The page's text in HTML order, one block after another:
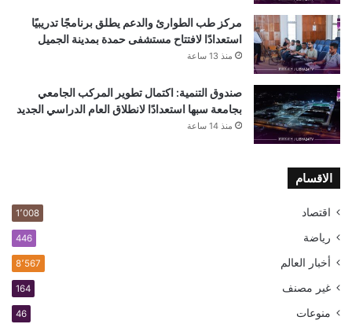
مركز طب الطوارئ والدعم يطلق برنامجًا تدريبيًا
استعدادًا لافتتاح مستشفى حمدة بمدينة الجميل
منذ 13 ساعة
صندوق التنمية: اكتمال تطوير المركب الجامعي
بجامعة سبها استعدادًا لانطلاق العام الدراسي الجديد
منذ 14 ساعة
الاقسام
اقتصاد 1٬008
رياضة 446
أخبار العالم 8٬567
غير مصنف 164
منوعات 46